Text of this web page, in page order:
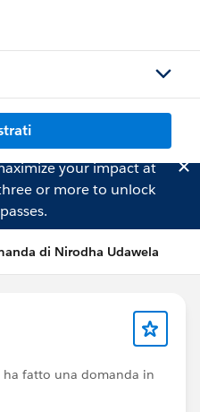
your impact at
or more to unlock
di Nirodha Udawela
ha fatto una domanda in